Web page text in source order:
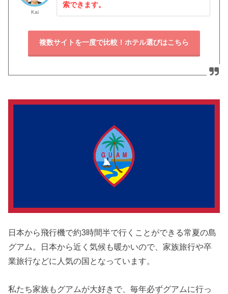
Kai
索できます。
複数サイトを一度で比較！ホテル選びはこちら
日本から飛行機で約3時間半で行くことができる常夏の島
グアム。日本から近く気候も暖かいので、家族旅行や卒
業旅行などに人気の国となっています。
私たち家族もグアムが大好きで、毎年必ずグアムに行っ